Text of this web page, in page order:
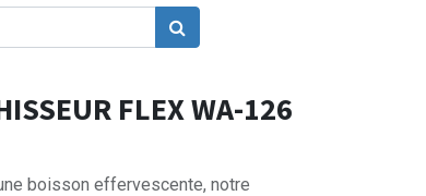
FLEX WA-126
boisson effervescente, notre